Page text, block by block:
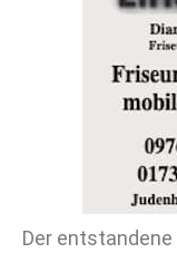
Der entstandene